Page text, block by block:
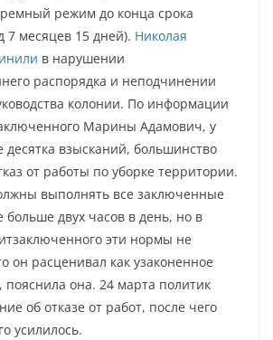
режим до конца срока
7 месяцев 15 дней). Николая
в нарушении
распорядка и неподчинении
колонии. По информации
Марины Адамович, у
десятка взысканий, большинство
от работы по уборке территории.
выполнять все заключенные
больше двух часов в день, но в
эти нормы не
он расценивал как узаконенное
пояснила она. 24 марта политик
об отказе от работ, после чего
усилилось.